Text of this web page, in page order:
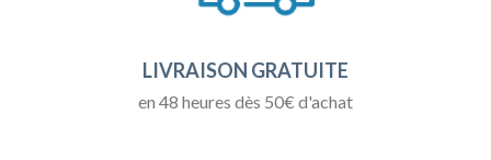
LIVRAISON GRATUITE
en 48 heures dès 50€ d'achat